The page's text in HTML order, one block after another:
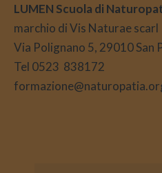
LUMEN Scuola di
marchio di Vis Naturae scarl
Via Polignano 5, 29010 San
Tel 0523 838172